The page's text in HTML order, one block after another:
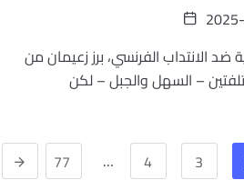
ضد الانتداب الفرنسي، برز زعيمان من
– السهل والجبل – لكن
3
4
…
77